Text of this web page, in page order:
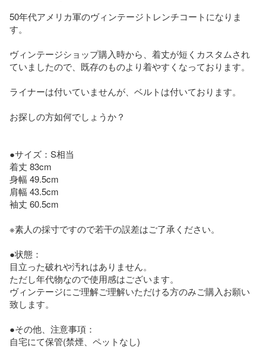
50年代アメリカ軍のヴィンテージトレンチコートになりま
す。
ヴィンテージショップ購入時から、着丈が短くカスタムされ
ていましたので、既存のものより着やすくなっております。
ライナーは付いていませんが、ベルトは付いております。
お探しの方如何でしょうか？
●サイズ：S相当
着丈 83cm
身幅 49.5cm
肩幅 43.5cm
袖丈 60.5cm
※素人の採寸ですので若干の誤差はご了承ください。
●状態：
目立った破れや汚れはありません。
ただし年代物なので使用感はございます。
ヴィンテージにご理解ご理解いただける方のみご購入お願い
致します。
●その他、注意事項：
自宅にて保管(禁煙、ペットなし)